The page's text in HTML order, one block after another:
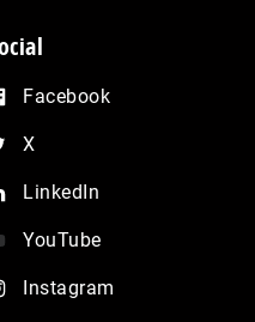
Facebook
X
LinkedIn
YouTube
Instagram